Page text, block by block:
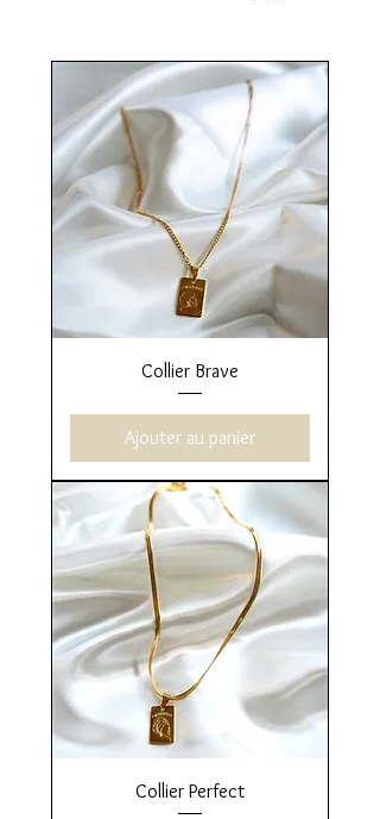
Collier Brave
Ajouter au panier
Collier Perfect